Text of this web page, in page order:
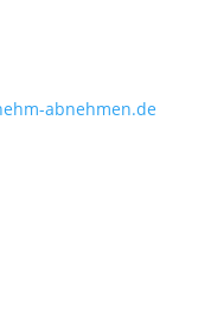
abnehmen.de